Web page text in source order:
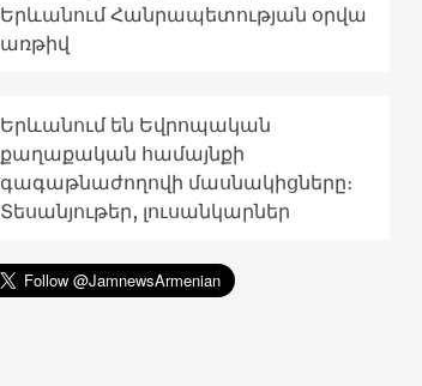
Երևանում Հանրապետության օրվա
առթիվ
Երևանում են Եվրոպական
քաղաքական համայնքի
գագաթնաժողովի մասնակիցները։
Տեսանյութեր, լուսանկարներ